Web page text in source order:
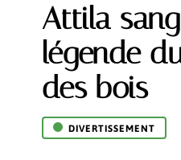
Attila
légende
des bois
DIVERTISSEMENT